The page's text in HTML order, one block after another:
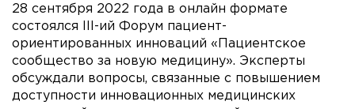
28 сентября 2022 года в онлайн формате
состоялся III-ий Форум пациент-
ориентированных инноваций «Пациентское
сообщество за новую медицину». Эксперты
обсуждали вопросы, связанные с повышением
доступности инновационных медицинских